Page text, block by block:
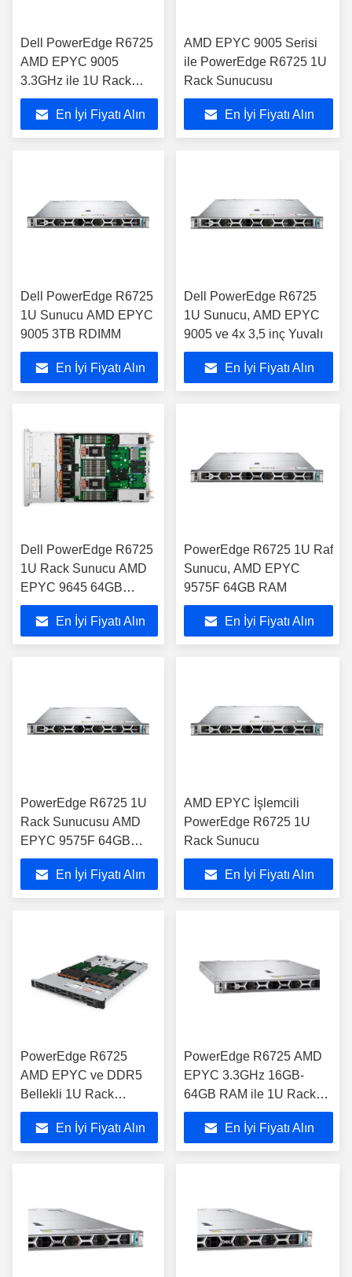
Dell PowerEdge R6725
AMD EPYC 9005
3.3GHz ile 1U Rack
Sunucusu
En İyi Fiyatı Alın
AMD EPYC 9005 Serisi
ile PowerEdge R6725 1U
Rack Sunucusu
En İyi Fiyatı Alın
Dell PowerEdge R6725
1U Sunucu AMD EPYC
9005 3TB RDIMM
En İyi Fiyatı Alın
Dell PowerEdge R6725
1U Sunucu, AMD EPYC
9005 ve 4x 3,5 inç Yuvalı
En İyi Fiyatı Alın
Dell PowerEdge R6725
1U Rack Sunucu AMD
EPYC 9645 64GB
DDR5
En İyi Fiyatı Alın
PowerEdge R6725 1U Raf
Sunucu, AMD EPYC
9575F 64GB RAM
En İyi Fiyatı Alın
PowerEdge R6725 1U
Rack Sunucusu AMD
EPYC 9575F 64GB
RAM
En İyi Fiyatı Alın
AMD EPYC İşlemcili
PowerEdge R6725 1U
Rack Sunucu
En İyi Fiyatı Alın
PowerEdge R6725
AMD EPYC ve DDR5
Bellekli 1U Rack
Sunucusu
En İyi Fiyatı Alın
PowerEdge R6725 AMD
EPYC 3.3GHz 16GB-
64GB RAM ile 1U Rack
Sunucusu
En İyi Fiyatı Alın